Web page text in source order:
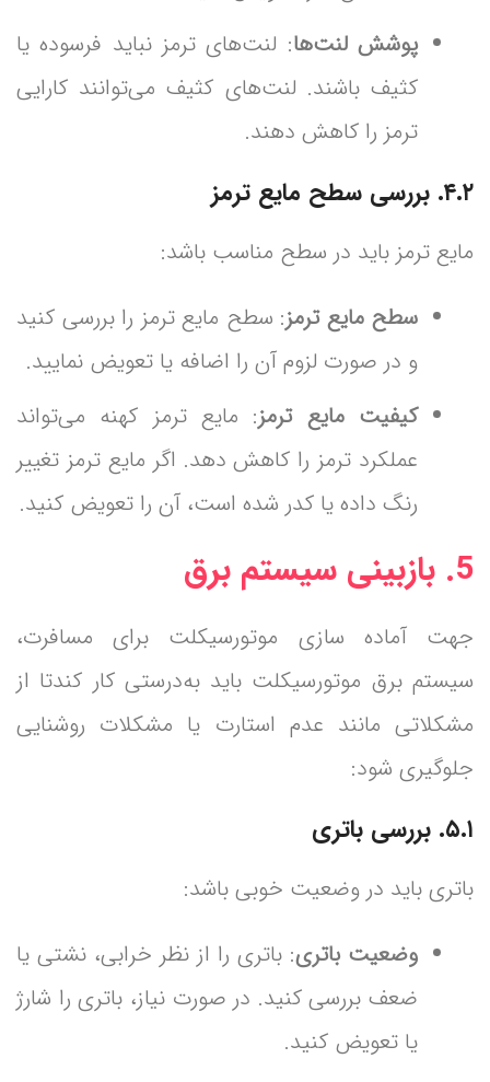
پوشش لنت‌ها: لنت‌های ترمز نباید فرسوده یا
کثیف باشند. لنت‌های کثیف می‌توانند کارایی
ترمز را کاهش دهند.
۴.۲. بررسی سطح مایع ترمز
مایع ترمز باید در سطح مناسب باشد:
سطح مایع ترمز: سطح مایع ترمز را بررسی کنید
و در صورت لزوم آن را اضافه یا تعویض نمایید.
کیفیت مایع ترمز: مایع ترمز کهنه می‌تواند
عملکرد ترمز را کاهش دهد. اگر مایع ترمز تغییر
رنگ داده یا کدر شده است، آن را تعویض کنید.
5. بازبینی سیستم برق
جهت آماده سازی موتورسیکلت برای مسافرت‌،
سیستم برق موتورسیکلت باید به‌درستی کار کندتا از
مشکلاتی مانند عدم استارت یا مشکلات روشنایی
جلوگیری شود:
۵.۱. بررسی باتری
باتری باید در وضعیت خوبی باشد:
وضعیت باتری: باتری را از نظر خرابی، نشتی یا
ضعف بررسی کنید. در صورت نیاز، باتری را شارژ
یا تعویض کنید.